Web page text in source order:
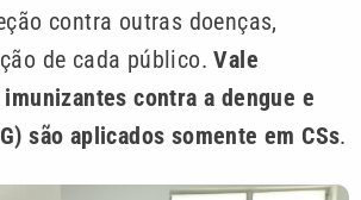
contra outras doenças,
de cada público.Vale
contra a dengue e
são aplicados somente em CSs.